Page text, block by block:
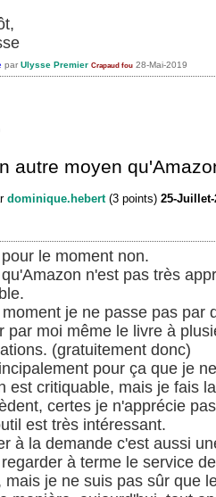
par Ulysse Premier Crapaud fou 28-Mai-2019
autre moyen
dominique.hebert (3 points) 25-Juillet-
le moment non.
n'est pas très
je ne passe pas par
par moi même le livre à
(gratuitement donc)
pour ça que je
est critiquable, mais je fais
certes je n'apprécie
est très intéressant.
à la demande c'est aussi
à terme le service
mais je ne suis pas sûr que